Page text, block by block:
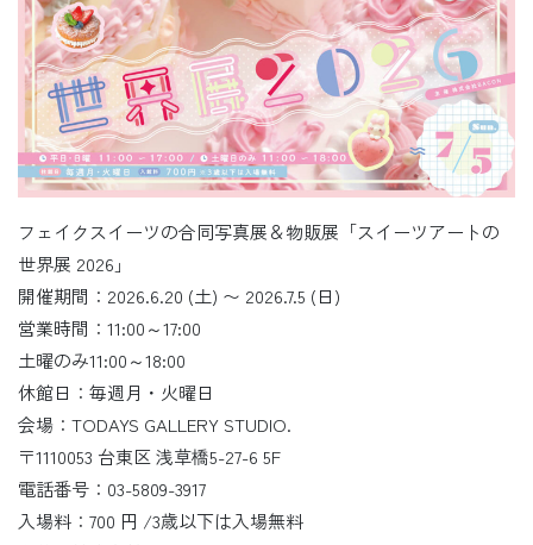
フェイクスイーツの合同写真展＆物販展「スイーツアートの
世界展 2026」
開催期間：2026.6.20 (土) 〜 2026.7.5 (日)
営業時間：11:00～17:00
土曜のみ11:00～18:00
休館日：毎週月・火曜日
会場：TODAYS GALLERY STUDIO.
〒1110053 台東区 浅草橋5-27-6 5F
電話番号：03-5809-3917
入場料：700 円 /3歳以下は入場無料